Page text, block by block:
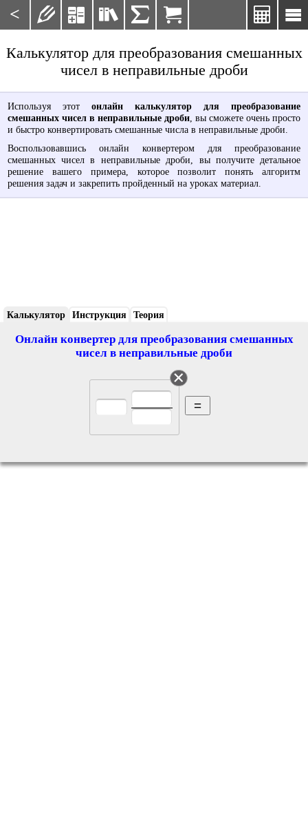
< 

    
Калькулятор для преобразования смешанных
чисел в неправильные дроби
Используя этот онлайн калькулятор для преобразование
смешанных чисел в неправильные дроби , вы сможете очень просто
и быстро конвертировать смешанные числа в неправильные дроби.
Воспользовавшись онлайн конвертером для преобразование
смешанных чисел в неправильные дроби, вы получите детальное
решение вашего примера, которое позволит понять алгоритм
решения задач и закрепить пройденный на уроках материал.
Калькулятор Инструкция Теория
Онлайн конвертер для преобразования смешанных
чисел в неправильные дроби